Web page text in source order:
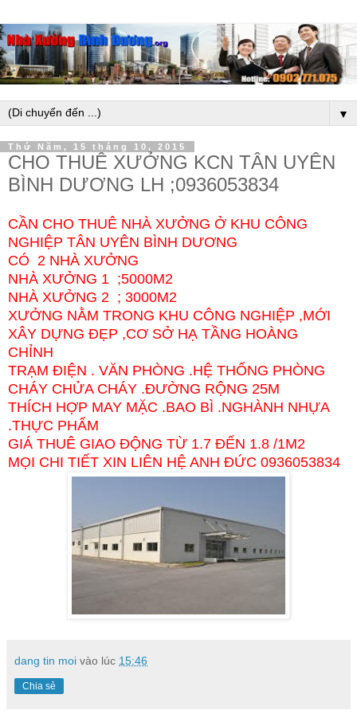
▼
Thứ Năm, 15 tháng 10, 2015
CHO THUÊ XƯỞNG KCN TÂN UYÊN
BÌNH DƯƠNG LH ;0936053834
CẦN CHO THUÊ NHÀ XƯỞNG Ở KHU CÔNG
NGHIỆP TÂN UYÊN BÌNH DƯƠNG
CÓ 2 NHÀ XƯỞNG
NHÀ XƯỞNG 1 ;5000M2
NHÀ XƯỞNG 2 ; 3000M2
XƯỞNG NẰM TRONG KHU CÔNG NGHIỆP ,MỚI
XÂY DỰNG ĐẸP ,CƠ SỞ HẠ TẦNG HOÀNG
CHỈNH
TRẠM ĐIỆN . VĂN PHÒNG .HỆ THỐNG PHÒNG
CHÁY CHỬA CHÁY .ĐƯỜNG RỘNG 25M
THÍCH HỢP MAY MẶC .BAO BÌ .NGHÀNH NHỰA
.THỰC PHẨM
GIÁ THUÊ GIAO ĐỘNG TỪ 1.7 ĐẾN 1.8 /1M2
MỌI CHI TIẾT XIN LIÊN HỆ ANH ĐỨC 0936053834
dang tin moi vào lúc 15:46
Chia sẻ